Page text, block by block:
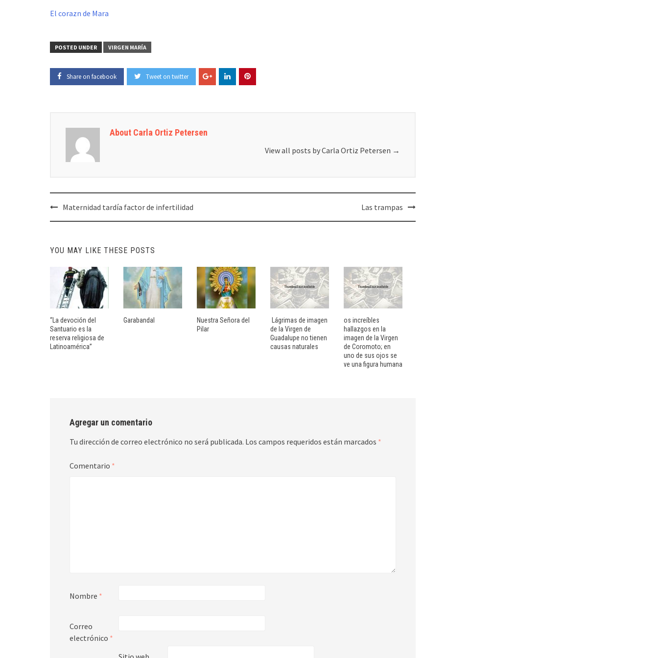
El corazn de Mara
POSTED UNDER VIRGEN MARÍA
Share on facebook Tweet on twitter
About Carla Ortiz Petersen
View all posts by Carla Ortiz Petersen →
Post
navigation
Maternidad tardía factor de infertilidad Las trampas
YOU MAY LIKE THESE POSTS
“La devoción del
Santuario es la
reserva religiosa de
Latinoamérica”
Garabandal
Nuestra Señora del
Pilar
Lágrimas de imagen
de la Virgen de
Guadalupe no tienen
causas naturales
os increíbles
hallazgos en la
imagen de la Virgen
de Coromoto; en
uno de sus ojos se
ve una figura humana
Agregar un comentario
Tu dirección de correo electrónico no será publicada. Los campos requeridos están marcados *
Comentario *
Nombre *
Correo
electrónico *